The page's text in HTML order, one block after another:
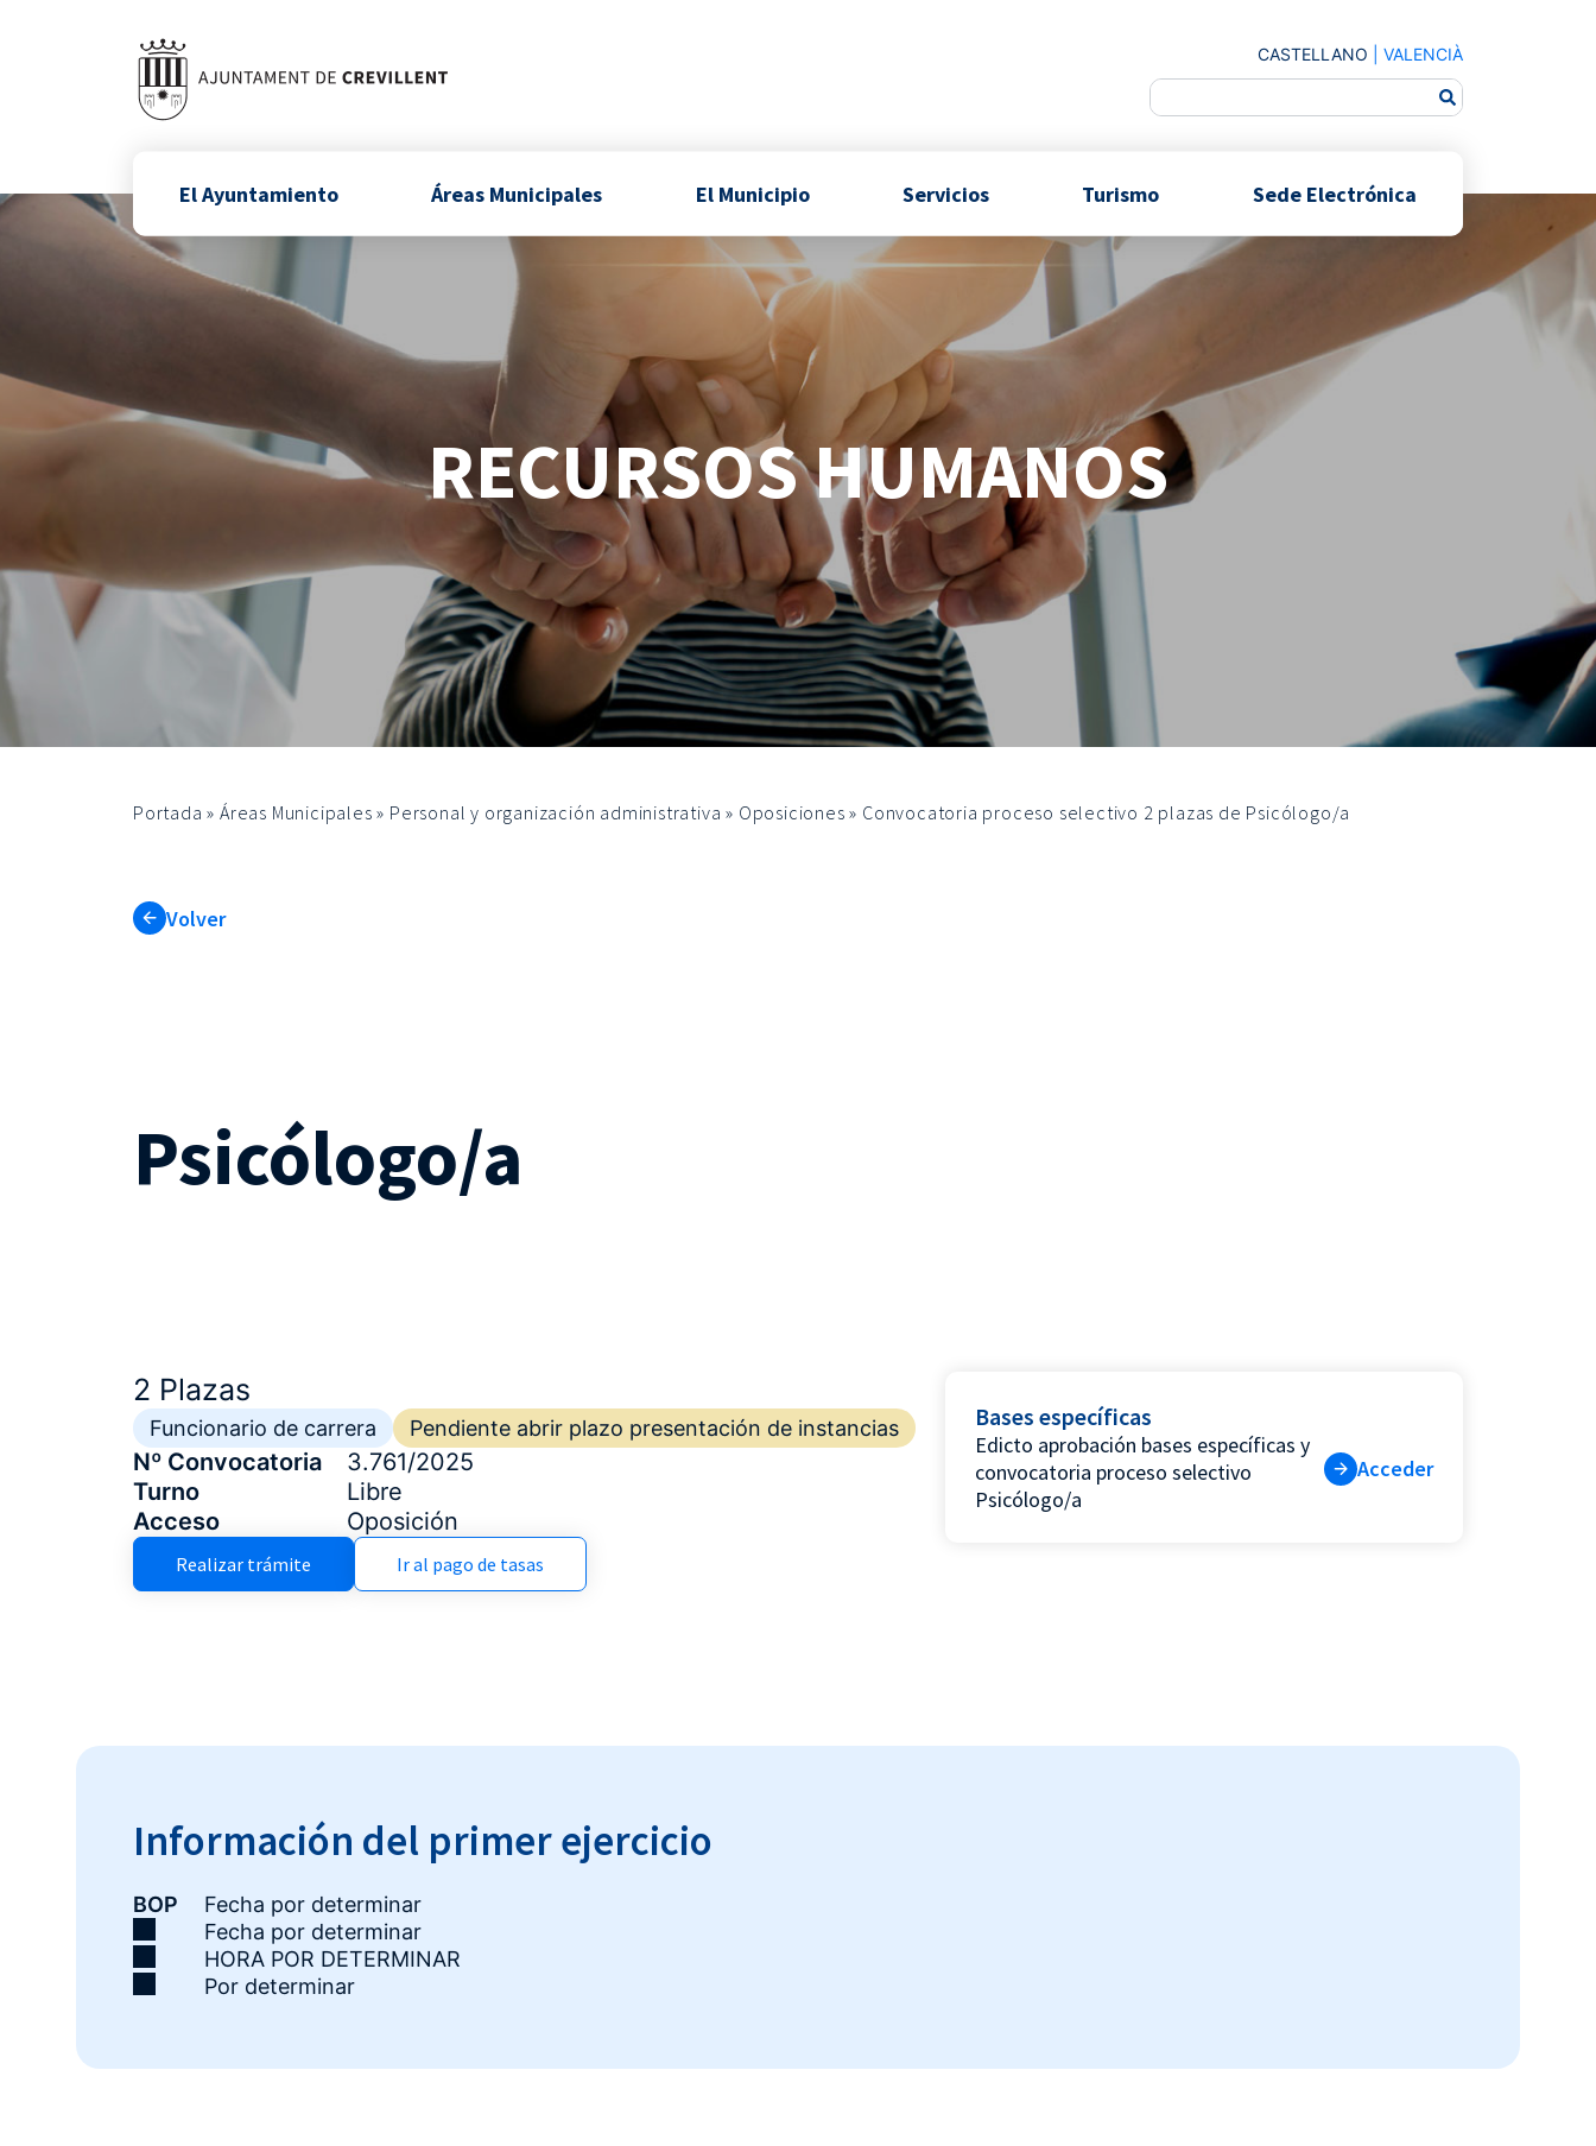
CASTELLANO VALENCIÀ
El Ayuntamiento Áreas Municipales El Municipio Servicios Turismo Sede Electrónica
RECURSOS HUMANOS
Portada »Áreas Municipales » Personal y organización administrativa » Oposiciones » Convocatoria proceso selectivo 2 plazas de Psicólogo/a
Volver
Psicólogo/a
2 Plazas
Funcionario de carrera Pendiente abrir plazo presentación de instancias
Nº Convocatoria
3.761/2025
Turno
Libre
Acceso
Oposición
Realizar trámite Ir al pago de tasas
Bases específicas
Edicto aprobación bases específicas y
convocatoria proceso selectivo
Psicólogo/a
Acceder
Información del primer ejercicio
BOP
Fecha por determinar
Fecha por determinar
HORA POR DETERMINAR
Por determinar